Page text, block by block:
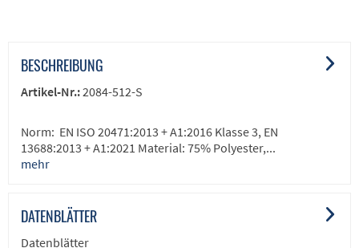
BESCHREIBUNG
Artikel-Nr.:2084-512-S
Norm: EN ISO 20471:2013 + A1:2016 Klasse 3, EN
13688:2013 + A1:2021 Material: 75% Polyester,...
mehr
DATENBLÄTTER
Datenblätter